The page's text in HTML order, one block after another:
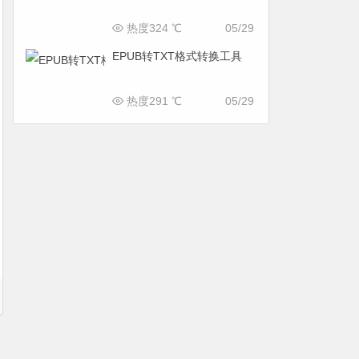
05/29
热度324 ℃
EPUB转TXT格式转换工具
05/29
热度291 ℃